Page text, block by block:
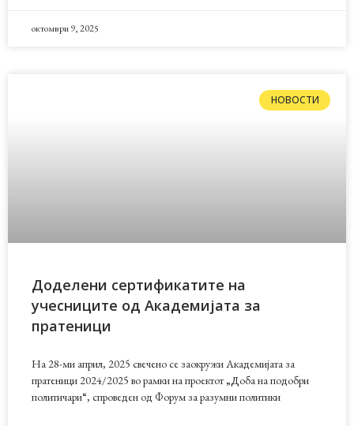
октомври 9, 2025
НОВОСТИ
Доделени сертификатите на
учесниците од Академијата за
пратеници
На 28-ми април, 2025 свечено се заокружи Академијата за
пратеници 2024/2025 во рамки на проектот „Доба на подобри
политичари“, спроведен од Форум за разумни политики